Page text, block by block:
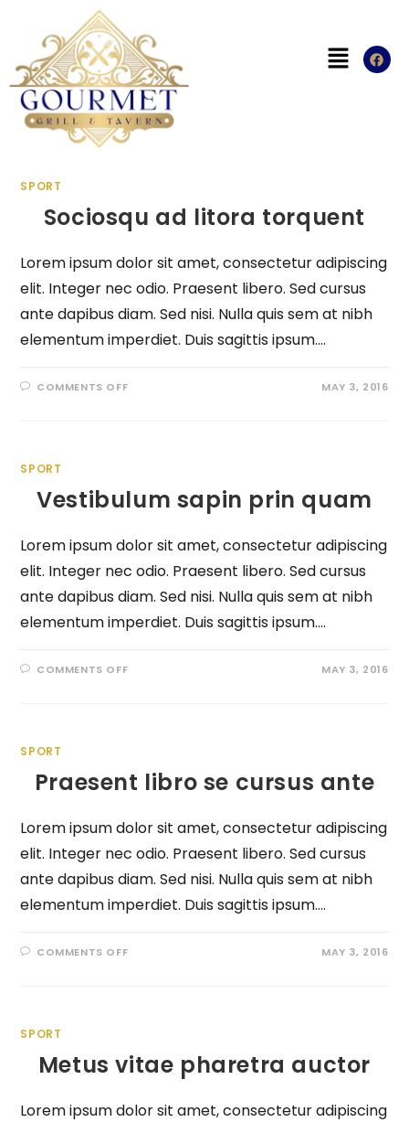
SPORT
Sociosqu ad litora torquent
Lorem ipsum dolor sit amet, consectetur adipiscing
elit. Integer nec odio. Praesent libero. Sed cursus
ante dapibus diam. Sed nisi. Nulla quis sem at nibh
elementum imperdiet. Duis sagittis ipsum.…
COMMENTS OFF MAY 3, 2016
SPORT
Vestibulum sapin prin quam
Lorem ipsum dolor sit amet, consectetur adipiscing
elit. Integer nec odio. Praesent libero. Sed cursus
ante dapibus diam. Sed nisi. Nulla quis sem at nibh
elementum imperdiet. Duis sagittis ipsum.…
COMMENTS OFF MAY 3, 2016
SPORT
Praesent libro se cursus ante
Lorem ipsum dolor sit amet, consectetur adipiscing
elit. Integer nec odio. Praesent libero. Sed cursus
ante dapibus diam. Sed nisi. Nulla quis sem at nibh
elementum imperdiet. Duis sagittis ipsum.…
COMMENTS OFF MAY 3, 2016
SPORT
Metus vitae pharetra auctor
Lorem ipsum dolor sit amet, consectetur adipiscing